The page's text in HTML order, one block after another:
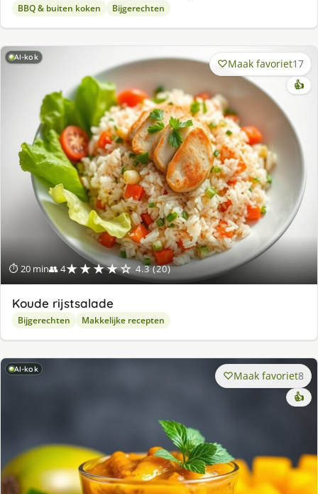
BBQ & buiten koken Bijgerechten
AI-kok
⏱ 20 min👥 4★★★★☆ 4.3 (20)
Maak favoriet17
👍
Koude rijstsalade
Bijgerechten Makkelijke recepten
AI-kok Maak favoriet8
👍